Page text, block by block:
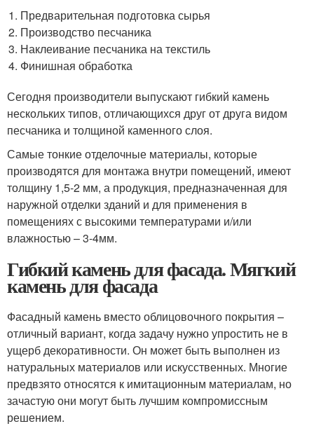
Предварительная подготовка сырья
Производство песчаника
Наклеивание песчаника на текстиль
Финишная обработка
Сегодня производители выпускают гибкий камень
нескольких типов, отличающихся друг от друга видом
песчаника и толщиной каменного слоя.
Самые тонкие отделочные материалы, которые
производятся для монтажа внутри помещений, имеют
толщину 1,5-2 мм, а продукция, предназначенная для
наружной отделки зданий и для применения в
помещениях с высокими температурами и/или
влажностью – 3-4мм.
Гибкий камень для фасада. Мягкий
камень для фасада
Фасадный камень вместо облицовочного покрытия –
отличный вариант, когда задачу нужно упростить не в
ущерб декоративности. Он может быть выполнен из
натуральных материалов или искусственных. Многие
предвзято относятся к имитационным материалам, но
зачастую они могут быть лучшим компромиссным
решением.